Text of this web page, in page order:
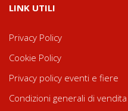
LINK UTILI
Privacy Policy
Cookie Policy
Privacy policy eventi e fiere
Condizioni generali di vendita